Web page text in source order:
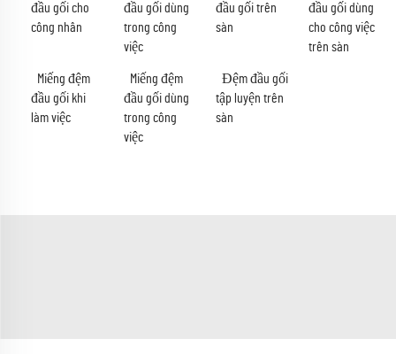
đầu gối cho
công nhân
đầu gối dùng
trong công
việc
đầu gối trên
sàn
đầu gối dùng
cho công việc
trên sàn
Miếng đệm
đầu gối khi
làm việc
Miếng đệm
đầu gối dùng
trong công
việc
Đệm đầu gối
tập luyện trên
sàn